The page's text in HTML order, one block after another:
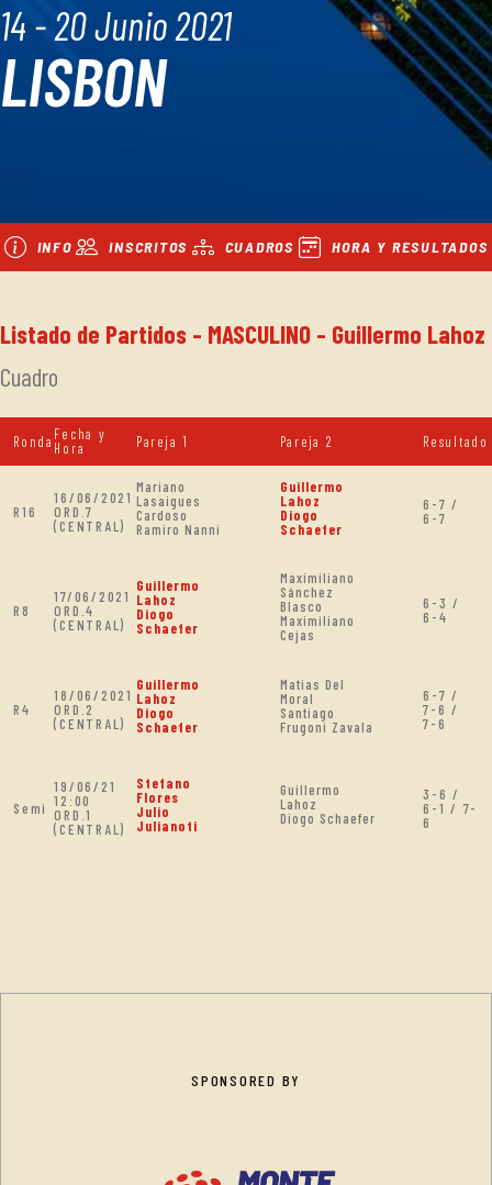
14 - 20 Junio 2021
LISBON
INFO INSCRITOS CUADROS HORA Y RESULTADOS
Listado de Partidos - MASCULINO - Guillermo Lahoz
Cuadro
Ronda Fecha y
Hora
Pareja 1 Pareja 2 Resultado
R16
16/06/2021
ORD.7
(CENTRAL)
Mariano
Lasaigues
Cardoso
Ramiro Nanni
Guillermo
Lahoz
Diogo
Schaefer
6-7 /
6-7
R8
17/06/2021
ORD.4
(CENTRAL)
Guillermo
Lahoz
Diogo
Schaefer
Maximiliano
Sánchez
Blasco
Maximiliano
Cejas
6-3 /
6-4
R4
18/06/2021
ORD.2
(CENTRAL)
Guillermo
Lahoz
Diogo
Schaefer
Matias Del
Moral
Santiago
Frugoni Zavala
6-7 /
7-6 /
7-6
Semi
19/06/21
12:00
ORD.1
(CENTRAL)
Stefano
Flores
Julio
Julianoti
Guillermo
Lahoz
Diogo Schaefer
3-6 /
6-1 / 7-
6
SPONSORED BY